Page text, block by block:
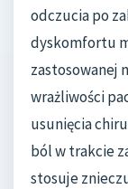
odczucia po
dyskomfortu
zastosowanej
wrażliwości
usunięcia
ból w trakcie
stosuje